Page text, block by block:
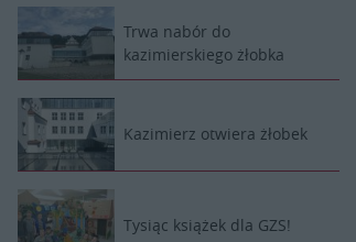
Trwa nabór do
kazimierskiego żłobka
Kazimierz otwiera żłobek
Tysiąc książek dla GZS!